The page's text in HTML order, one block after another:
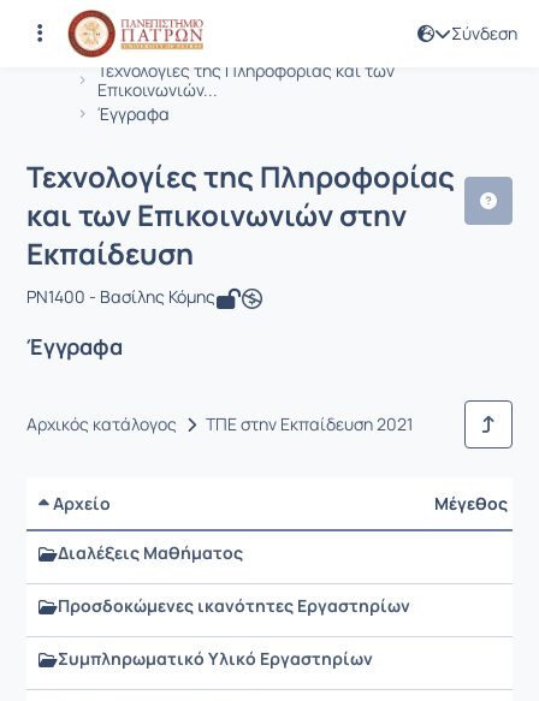
Σύνδεση
Αρχική Σελίδα
Τεχνολογίες της Πληροφορίας και των
Επικοινωνιών...
Έγγραφα
Μάθημα : Τεχνολογίες της
Κωδικός : PN1400
Τεχνολογίες της Πληροφορίας
και των Επικοινωνιών στην
Εκπαίδευση
PN1400 - Βασίλης Κόμης
Έγγραφα
Αρχικός κατάλογος ΤΠΕ στην Εκπαίδευση 2021
Αρχείο Μέγεθος
Διαλέξεις Μαθήματος
Προσδοκώμενες ικανότητες Εργαστηρίων
Συμπληρωματικό Υλικό Εργαστηρίων